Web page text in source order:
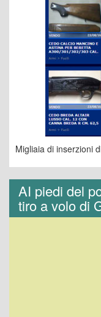
Migliaia di inserzioni
AI piedi del
tiro a volo di